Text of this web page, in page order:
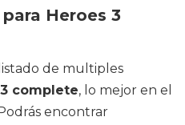
Heroes 3
de multiples
complete, lo mejor en el
encontrar